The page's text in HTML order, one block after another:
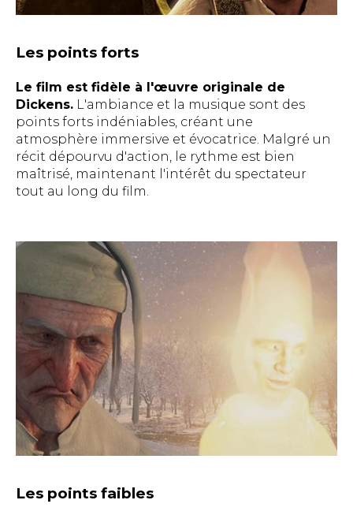
Les points forts
Le film est fidèle à l'œuvre originale de
Dickens. L'ambiance et la musique sont des
points forts indéniables, créant une
atmosphère immersive et évocatrice. Malgré un
récit dépourvu d'action, le rythme est bien
maîtrisé, maintenant l'intérêt du spectateur
tout au long du film.
Les points faibles